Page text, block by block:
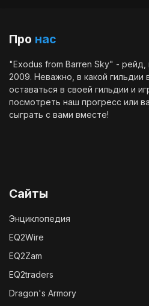
Про нас
"Exodus from Barren Sky" -
2009. Неважно, в какой
оставаться в своей гильдии и
посмотреть наш прогресс или
сыграть с вами вместе!
Сайты
Энциклопедия
EQ2Wire
EQ2Zam
EQ2traders
Dragon's Armory